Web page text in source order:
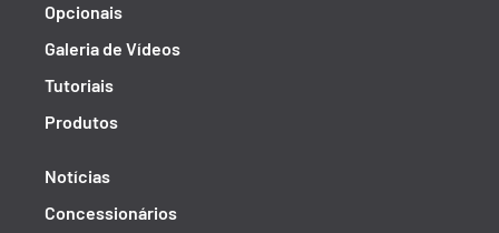
Opcionais
Galeria de Vídeos
Tutoriais
Produtos
Notícias
Concessionários